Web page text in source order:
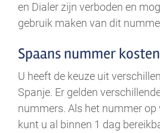
en Dialer zijn verboden en
gebruik maken van dit
Spaans nummer kosten
U heeft de keuze uit
Spanje. Er gelden
nummers. Als het nummer op
kunt u al binnen 1 dag